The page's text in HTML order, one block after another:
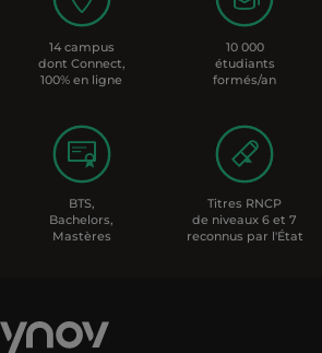
14 campus
dont Connect,
100% en ligne
10 000
étudiants
formés/an
BTS,
Bachelors,
Mastères
Titres RNCP
de niveaux 6 et 7
reconnus par l'État